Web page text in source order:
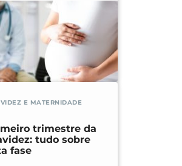
E MATERNIDADE
trimestre da
tudo sobre
fase